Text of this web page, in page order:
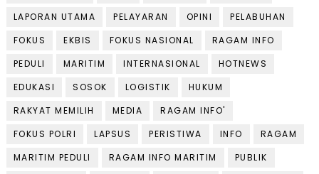
LAPORAN UTAMA
PELAYARAN OPINI
PELABUHAN
FOKUS
EKBIS FOKUS NASIONAL
RAGAM INFO
PEDULI
MARITIM INTERNASIONAL
HOTNEWS
EDUKASI
SOSOK LOGISTIK
HUKUM
RAKYAT MEMILIH
MEDIA
RAGAM INFO'
FOKUS POLRI
LAPSUS PERISTIWA INFO
RAGAM
MARITIM PEDULI
RAGAM INFO MARITIM
PUBLIK